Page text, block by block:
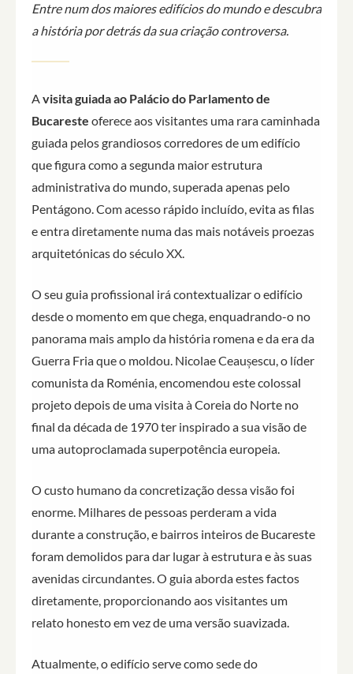
Entre num dos maiores edifícios do mundo e descubra
a história por detrás da sua criação controversa.
Avisita guiada ao Palácio do Parlamento de
Bucareste oferece aos visitantes uma rara caminhada
guiada pelos grandiosos corredores de um edifício
que figura como a segunda maior estrutura
administrativa do mundo, superada apenas pelo
Pentágono. Com acesso rápido incluído, evita as filas
e entra diretamente numa das mais notáveis proezas
arquitetónicas do século XX.
O seu guia profissional irá contextualizar o edifício
desde o momento em que chega, enquadrando-o no
panorama mais amplo da história romena e da era da
Guerra Fria que o moldou. Nicolae Ceaușescu, o líder
comunista da Roménia, encomendou este colossal
projeto depois de uma visita à Coreia do Norte no
final da década de 1970 ter inspirado a sua visão de
uma autoproclamada superpotência europeia.
O custo humano da concretização dessa visão foi
enorme. Milhares de pessoas perderam a vida
durante a construção, e bairros inteiros de Bucareste
foram demolidos para dar lugar à estrutura e às suas
avenidas circundantes. O guia aborda estes factos
diretamente, proporcionando aos visitantes um
relato honesto em vez de uma versão suavizada.
Atualmente, o edifício serve como sede do